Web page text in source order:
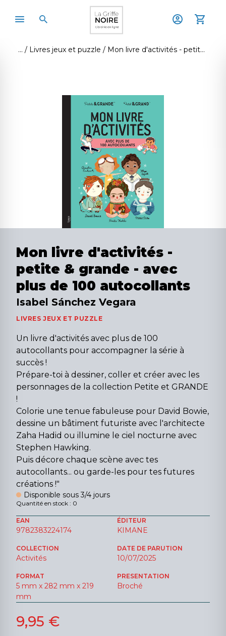
Livres jeux et puzzle Mon livre d'activités - petite & grande - avec plus de 100 autocollants
Mon livre d'activités -
petite & grande - avec
plus de 100 autocollants
Isabel Sánchez Vegara
LIVRES JEUX ET PUZZLE
Un livre d'activités avec plus de 100
autocollants pour accompagner la série à
succès !
Prépare-toi à dessiner, coller et créer avec les
personnages de la collection Petite et GRANDE
!
Colorie une tenue fabuleuse pour David Bowie,
dessine un bâtiment futuriste avec l'architecte
Zaha Hadid ou illumine le ciel nocturne avec
Stephen Hawking.
Puis décore chaque scène avec tes
autocollants... ou garde-les pour tes futures
créations !"
Disponible sous 3/4 jours
Quantité en stock : 0
EAN
9782383224174
ÉDITEUR
KIMANE
COLLECTION
Activités
DATE DE PARUTION
10/07/2025
FORMAT
5 mm x 282 mm x 219
mm
PRESENTATION
Broché
9,95 €